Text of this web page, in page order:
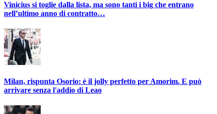
Vinicius si toglie dalla lista, ma sono tanti i big che entrano
nell’ultimo anno di contratto…
Milan, rispunta Osorio: è il jolly perfetto per Amorim. E può
arrivare senza l'addio di Leao